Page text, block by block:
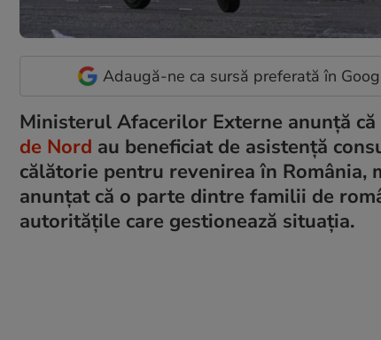
Adaugă-ne ca sursă preferată în
Ministerul Afacerilor Externe anunță
de Nord au beneficiat de asistență
călătorie pentru revenirea în
anunțat că o parte dintre familii de
autoritățile care gestionează situația.